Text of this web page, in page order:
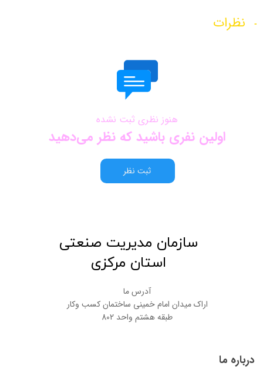
نظرات
هنوز نظری ثبت نشده
اولین نفری باشید که نظر می‌دهید
ثبت نظر
​سازمان مدیریت صنعتی
استان مرکزی
آدرس ما
اراک میدان امام خمینی ساختمان کسب وکار
طبقه هشتم واحد 802
درباره ما